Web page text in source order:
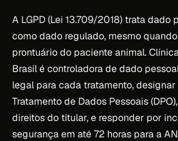
A LGPD (Lei 13.709/2018) trata dado
como dado regulado, mesmo
prontuário do paciente animal.
Brasil é controladora de dado
legal para cada tratamento,
Tratamento de Dados Pessoais
direitos do titular, e responder por
segurança em até 72 horas para a